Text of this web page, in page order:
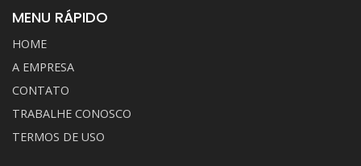
MENU RÁPIDO
HOME
A EMPRESA
CONTATO
TRABALHE CONOSCO
TERMOS DE USO